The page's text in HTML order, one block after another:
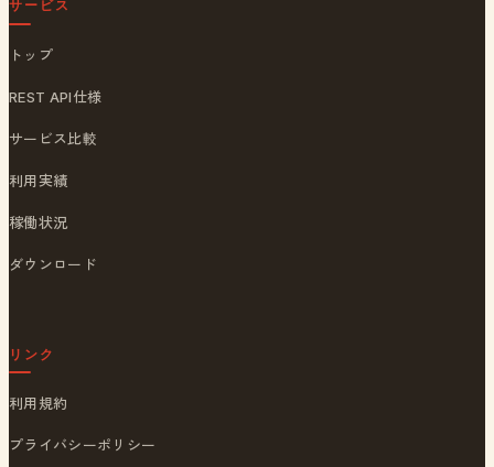
サービス
トップ
REST API仕様
サービス比較
利用実績
稼働状況
ダウンロード
リンク
利用規約
プライバシーポリシー